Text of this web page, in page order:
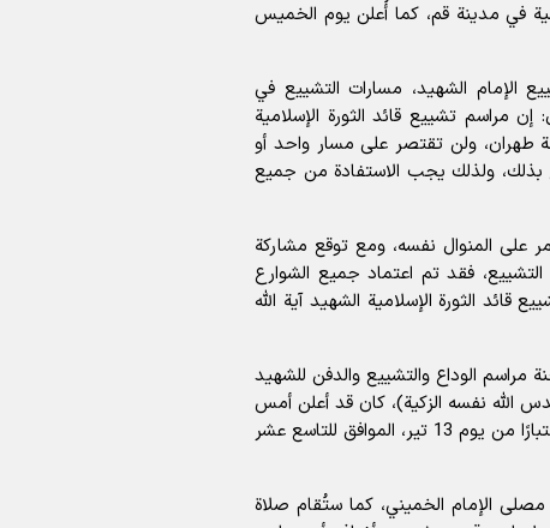
سيكون عطلة رسمية في مدينة قم، كما أُعلن يوم الخميس
الإمام الشهيد، مسارات التشييع في
مراسم تشييع قائد الثورة الإسلامية
طهران، ولن تقتصر على مسار واحد أو
بذلك، ولذلك يجب الاستفادة من جميع
على المنوال نفسه، ومع توقع مشاركة
فقد تم اعتماد جميع الشوارع
الثورة الإسلامية الشهيد آية الله
مراسم الوداع والتشييع والدفن للشهيد
الله نفسه الزكية)، كان قد أعلن أمس
أن مراسم الوداع والتشييع والدفن ستبدأ رسميًا اعتبارًا من يوم 13 تير، الموافق للتاسع عشر
الإمام الخميني، كما ستُقام صلاة